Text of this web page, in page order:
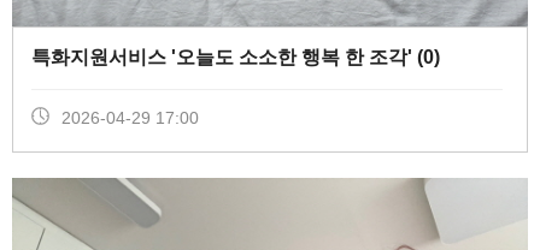
특화지원서비스 '오늘도 소소한 행복 한 조각' (0)
2026-04-29 17:00